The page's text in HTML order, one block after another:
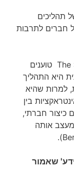
תהליכים
חברים לתרבות
בספר The Social Construction of Reality טוענים
היא התהליך
למרות שהיא
בין
כיצור חברתי,
אותה
שאמור